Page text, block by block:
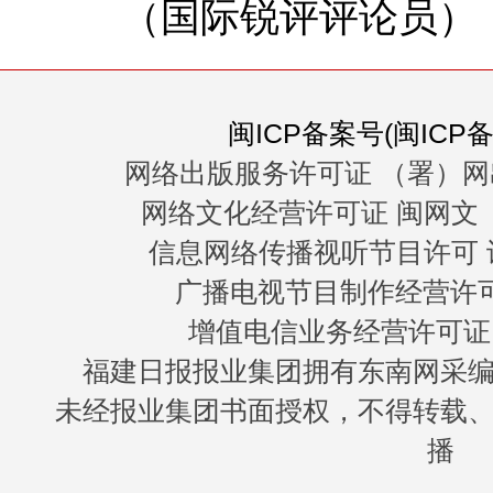
（国际锐评评论员）
闽ICP备案号(闽ICP
网络出版服务许可证 （署）
网络文化经营许可证 闽网文
信息网络传播视听节目许可
广播电视节目制作经营许
增值电信业务经营许可
福建日报报业集团拥有东南网采
未经报业集团书面授权，不得转载
播